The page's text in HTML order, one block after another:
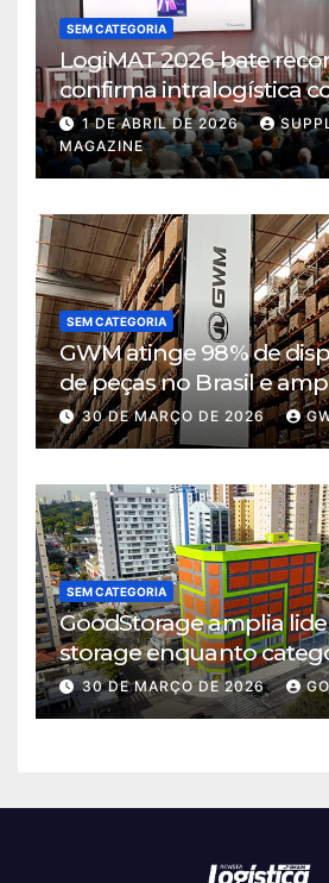
SEM CATEGORIA
LogiMAT 2026 bate
confirma intralogística
de decisão em tempos
1 DE ABRIL DE 2026
MAGAZINE
SEM CATEGORIA
GWM atinge 98% de
de peças no Brasil e
logística em Cajamar
30 DE MARÇO DE 2026
SEM CATEGORIA
GoodStorage amplia
storage enquanto
consolida em São Paulo
30 DE MARÇO DE 2026